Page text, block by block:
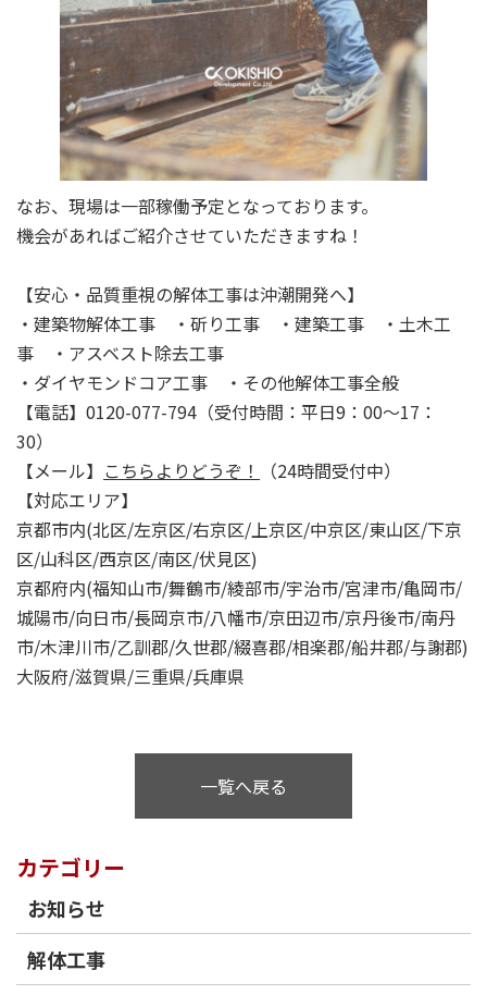
なお、現場は一部稼働予定となっております。
機会があればご紹介させていただきますね！
【安心・品質重視の解体工事は沖潮開発へ】
・建築物解体工事 ・斫り工事 ・建築工事 ・土木工
事 ・アスベスト除去工事
・ダイヤモンドコア工事 ・その他解体工事全般
【電話】0120-077-794（受付時間：平日9：00～17：
30）
【メール】 こちらよりどうぞ！
（24時間受付中）
【対応エリア】
京都市内(北区/左京区/右京区/上京区/中京区/東山区/下京
区/山科区/西京区/南区/伏見区)
京都府内(福知山市/舞鶴市/綾部市/宇治市/宮津市/亀岡市/
城陽市/向日市/長岡京市/八幡市/京田辺市/京丹後市/南丹
市/木津川市/乙訓郡/久世郡/綴喜郡/相楽郡/船井郡/与謝郡)
大阪府/滋賀県/三重県/兵庫県
一覧へ戻る
カテゴリー
お知らせ
解体工事